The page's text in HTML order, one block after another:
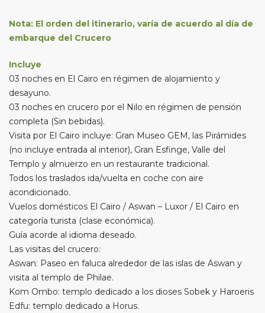
Nota: El orden del itinerario, varía de acuerdo al día de
embarque del Crucero
Incluye
03 noches en El Cairo en régimen de alojamiento y
desayuno.
03 noches en crucero por el Nilo en régimen de pensión
completa (Sin bebidas).
Visita por El Cairo incluye: Gran Museo GEM, las Pirámides
(no incluye entrada al interior), Gran Esfinge, Valle del
Templo y almuerzo en un restaurante tradicional.
Todos los traslados ida/vuelta en coche con aire
acondicionado.
Vuelos domésticos El Cairo / Aswan – Luxor / El Cairo en
categoría turista (clase económica).
Guía acorde al idioma deseado.
Las visitas del crucero:
Aswan: Paseo en faluca alrededor de las islas de Aswan y
visita al templo de Philae.
Kom Ombo: templo dedicado a los dioses Sobek y Haroeris
Edfu: templo dedicado a Horus.